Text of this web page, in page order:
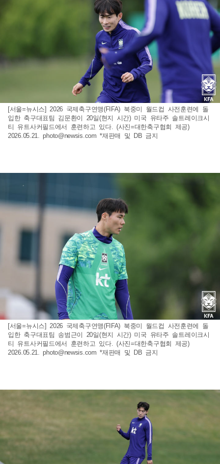
[서울=뉴시스] 2026 국제축구연맹(FIFA) 북중미 월드컵 사전훈련에 돌
입한 축구대표팀 김문환이 20일(현지 시간) 미국 유타주 솔트레이크시
티 유트사커필드에서 훈련하고 있다. (사진=대한축구협회 제공)
2026.05.21.photo@newsis.com *재판매 및 DB 금지
[서울=뉴시스] 2026 국제축구연맹(FIFA) 북중미 월드컵 사전훈련에 돌
입한 축구대표팀 송범근이 20일(현지 시간) 미국 유타주 솔트레이크시
티 유트사커필드에서 훈련하고 있다. (사진=대한축구협회 제공)
2026.05.21.photo@newsis.com *재판매 및 DB 금지